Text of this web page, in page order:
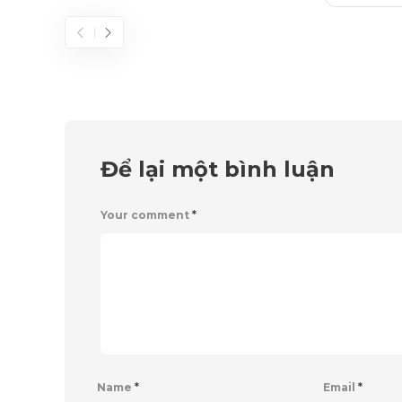
Để lại một bình luận
Your comment *
Name * Email *